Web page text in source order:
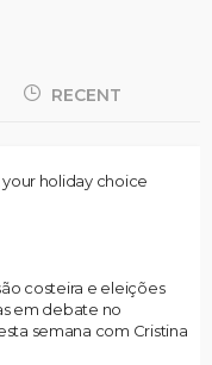
RECENT
holiday choice
costeira e eleições
em debate no
semana com Cristina